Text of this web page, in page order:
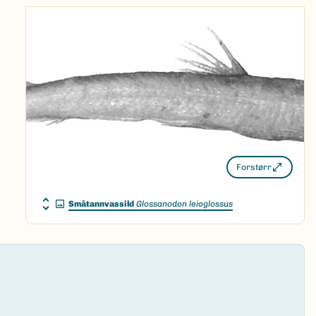
Forstørr
Småtannvassild Glossanodon leioglossus